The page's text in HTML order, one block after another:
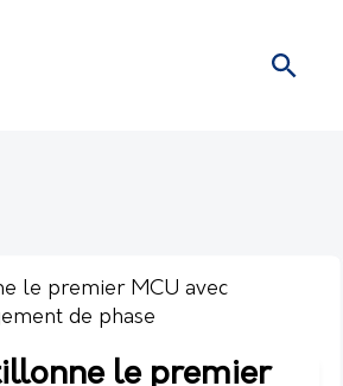
le premier